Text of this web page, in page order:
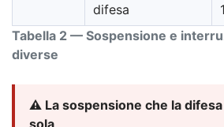
Tabella 2 — Sospensione e
diverse
difesa
⚠️ La sospensione che la
sola